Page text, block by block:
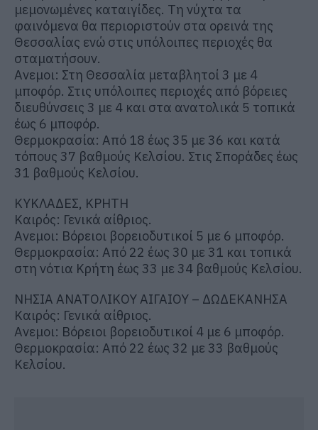
μεμονωμένες καταιγίδες. Τη νύχτα τα
φαινόμενα θα περιοριστούν στα ορεινά της
Θεσσαλίας ενώ στις υπόλοιπες περιοχές θα
σταματήσουν.
Ανεμοι: Στη Θεσσαλία μεταβλητοί 3 με 4
μποφόρ. Στις υπόλοιπες περιοχές από βόρειες
διευθύνσεις 3 με 4 και στα ανατολικά 5 τοπικά
έως 6 μποφόρ.
Θερμοκρασία: Από 18 έως 35 με 36 και κατά
τόπους 37 βαθμούς Κελσίου. Στις Σποράδες έως
31 βαθμούς Κελσίου.
ΚΥΚΛΑΔΕΣ, ΚΡΗΤΗ
Καιρός: Γενικά αίθριος.
Ανεμοι: Βόρειοι βορειοδυτικοί 5 με 6 μποφόρ.
Θερμοκρασία: Από 22 έως 30 με 31 και τοπικά
στη νότια Κρήτη έως 33 με 34 βαθμούς Κελσίου.
ΝΗΣΙΑ ΑΝΑΤΟΛΙΚΟΥ ΑΙΓΑΙΟΥ – ΔΩΔΕΚΑΝΗΣΑ
Καιρός: Γενικά αίθριος.
Ανεμοι: Βόρειοι βορειοδυτικοί 4 με 6 μποφόρ.
Θερμοκρασία: Από 22 έως 32 με 33 βαθμούς
Κελσίου.